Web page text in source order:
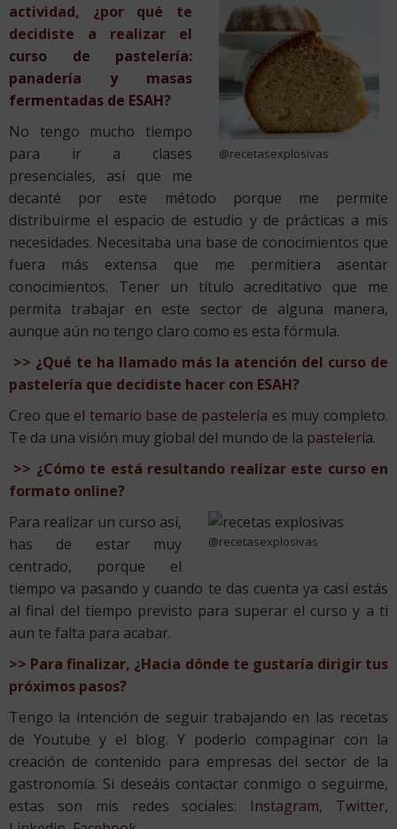
@recetasexplosivas
actividad, ¿por qué te
decidiste a realizar el
curso de pastelería:
panadería y masas
fermentadas de ESAH?
No tengo mucho tiempo
para ir a clases
presenciales, así que me
decanté por este método porque me permite
distribuirme el espacio de estudio y de prácticas a mis
necesidades. Necesitaba una base de conocimientos que
fuera más extensa que me permitiera asentar
conocimientos. Tener un título acreditativo que me
permita trabajar en este sector de alguna manera,
aunque aún no tengo claro como es esta fórmula.
>> ¿Qué te ha llamado más la atención del curso de
pastelería que decidiste hacer con ESAH?
Creo que el temario base de pastelería es muy completo.
Te da una visión muy global del mundo de la pastelería.
>> ¿Cómo te está resultando realizar este curso en
formato online?
@recetasexplosivas
Para realizar un curso así,
has de estar muy
centrado, porque el
tiempo va pasando y cuando te das cuenta ya casi estás
al final del tiempo previsto para superar el curso y a ti
aun te falta para acabar.
>> Para finalizar, ¿Hacia dónde te gustaría dirigir tus
próximos pasos?
Tengo la intención de seguir trabajando en las recetas
de Youtube y el blog. Y poderlo compaginar con la
creación de contenido para empresas del sector de la
gastronomía. Si deseáis contactar conmigo o seguirme,
estas son mis redes sociales: Instagram, Twitter,